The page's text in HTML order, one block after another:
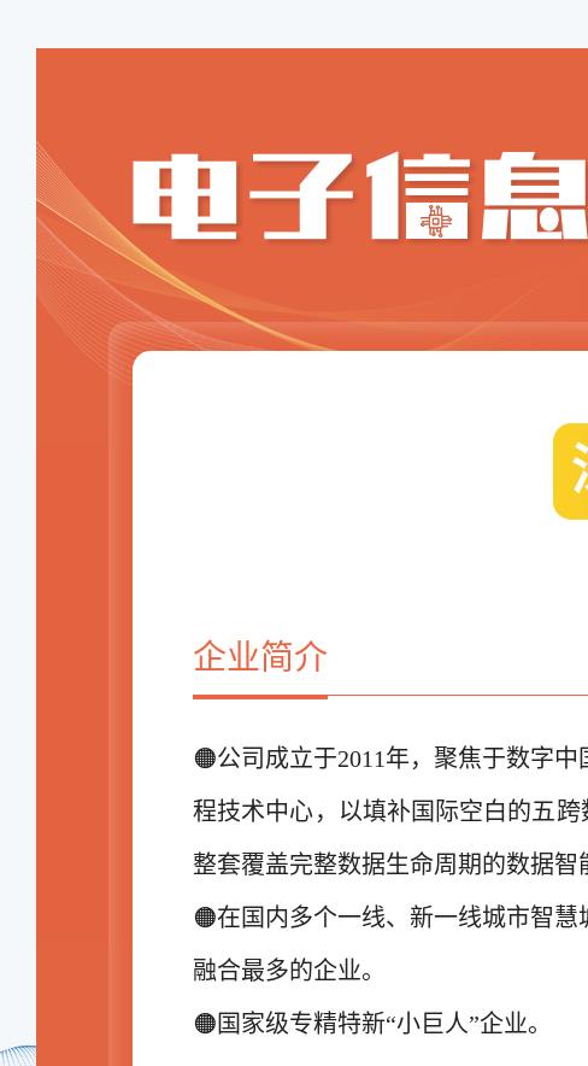
企业简介
🟠公司成立于2011年，聚焦于数字
程技术中心，以填补国际空白的五
整套覆盖完整数据生命周期的数据智
🟠在国内多个一线、新一线城市智
融合最多的企业。
🟠国家级专精特新“小巨人”企业。